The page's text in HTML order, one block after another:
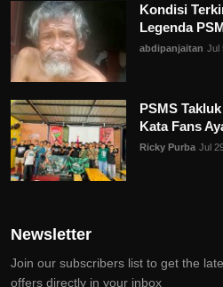
Kondisi
Legenda
abdipanjaitan Jul
PSMS
Kata Fans
Ricky Purba Jul
Newsletter
Join our subscribers list to get the
offers directly in your inbox